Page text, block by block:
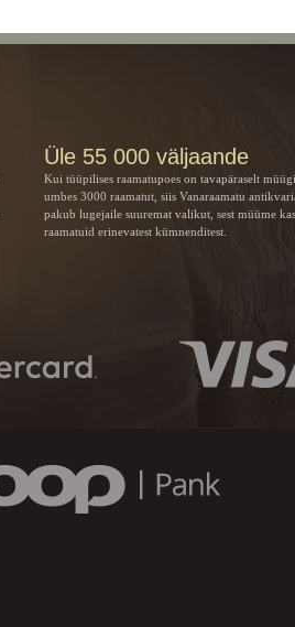
Üle 55 000 väljaande
Kui tüüpilises raamatupoes on tavapäraselt
umbes 3000 raamatut, siis Vanaraamatu
pakub lugejaile suuremat valikut, sest müüme
raamatuid erinevatest kümnenditest.